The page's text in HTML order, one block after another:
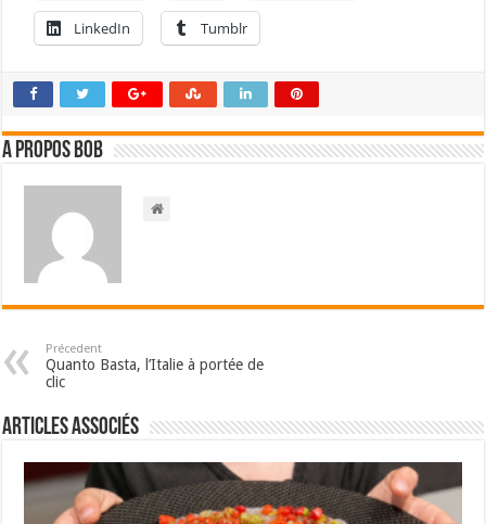
LinkedIn Tumblr
A propos bOb
Précedent
Quanto Basta, l’Italie à portée de
clic
Articles associés